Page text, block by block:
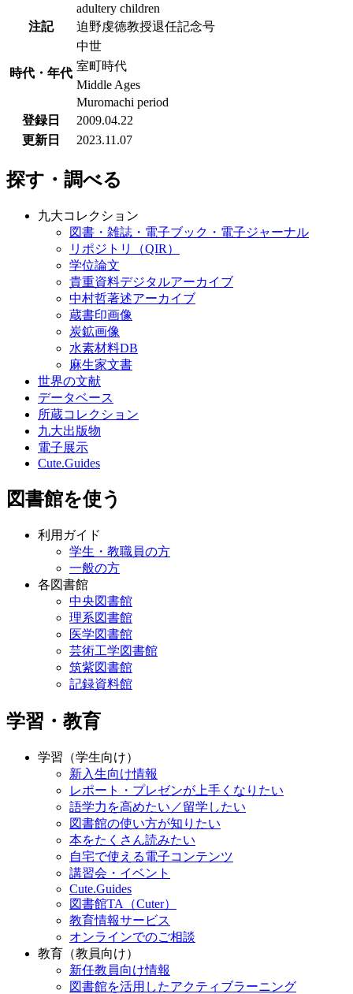
adultery children
注記
迫野虔徳教授退任記念号
時代・年代
中世
室町時代
Middle Ages
Muromachi period
登録日
2009.04.22
更新日
2023.11.07
探す・調べる
九大コレクション
図書・雑誌・電子ブック・電子ジャーナル
リポジトリ（QIR）
学位論文
貴重資料デジタルアーカイブ
中村哲著述アーカイブ
蔵書印画像
炭鉱画像
水素材料DB
麻生家文書
世界の文献
データベース
所蔵コレクション
九大出版物
電子展示
Cute.Guides
図書館を使う
利用ガイド
学生・教職員の方
一般の方
各図書館
中央図書館
理系図書館
医学図書館
芸術工学図書館
筑紫図書館
記録資料館
学習・教育
学習（学生向け）
新入生向け情報
レポート・プレゼンが上手くなりたい
語学力を高めたい／留学したい
図書館の使い方が知りたい
本をたくさん読みたい
自宅で使える電子コンテンツ
講習会・イベント
Cute.Guides
図書館TA（Cuter）
教育情報サービス
オンラインでのご相談
教育（教員向け）
新任教員向け情報
図書館を活用したアクティブラーニング